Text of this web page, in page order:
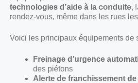
technologies d’aide à la conduite,
rendez-vous, même dans les rues
Voici les principaux équipements de
Freinage d’urgence
des piétons
Alerte de franchissement